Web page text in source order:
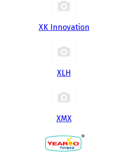
XK Innovation
XLH
XMX